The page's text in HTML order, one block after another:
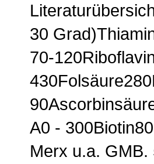
30
70-
A0 -
Merx u.a. GMB.